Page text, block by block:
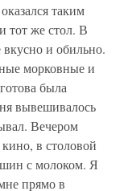
таким
тот же стол. В
и обильно.
морковные и
была
вывешивалось
Вечером
в столовой
с молоком. Я
прямо в